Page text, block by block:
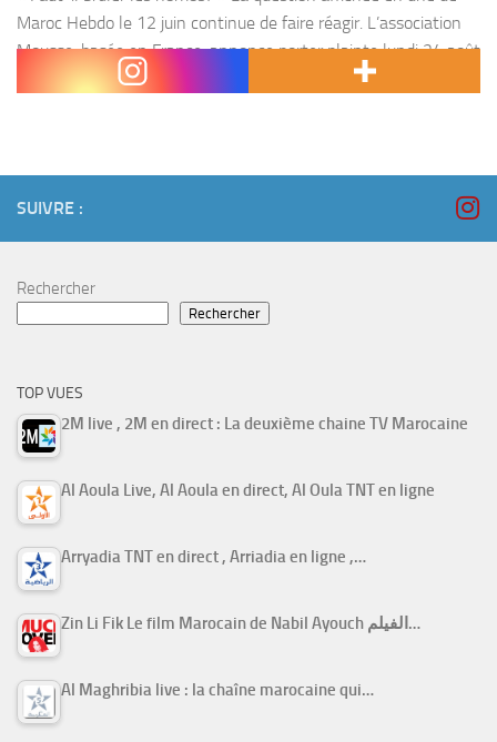
Maroc Hebdo le 12 juin continue de faire réagir. L’association
Mousse, basée en France, annonce porter plainte lundi 24 août
contre Mohamed Selhami, directeur...
SUIVRE :
Rechercher
Rechercher
TOP VUES
2M live , 2M en direct : La deuxième chaine TV Marocaine
Al Aoula Live, Al Aoula en direct, Al Oula TNT en ligne
Arryadia TNT en direct , Arriadia en ligne ,…
Zin Li Fik Le film Marocain de Nabil Ayouch الفيلم…
Al Maghribia live : la chaîne marocaine qui…